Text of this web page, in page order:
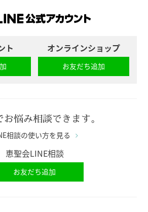
ト オンラインショップ
お友だち追加
悩み相談できます。
相談の使い方を見る
恵聖会LINE相談
お友だち追加